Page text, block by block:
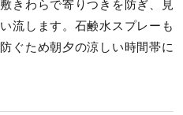
きわらで寄りつきを防ぎ、見
流します。石鹸水スプレーも
ぐため朝夕の涼しい時間帯に